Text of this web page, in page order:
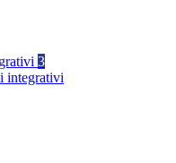
3
integrativi